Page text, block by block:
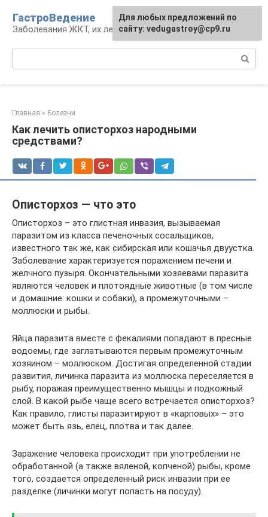
контенту
ГастроВедение
Заболевания ЖКТ, их лечение и профилактика
Главная » Болезни
Как лечить описторхоз народными
средствами?
Описторхоз — что это
Описторхоз – это глистная инвазия, вызываемая
паразитом из класса печеночных сосальщиков,
известного так же, как сибирская или кошачья двуустка.
Заболевание характеризуется поражением печени и
желчного пузыря. Окончательными хозяевами паразита
являются человек и плотоядные животные (в том числе
и домашние: кошки и собаки), а промежуточными –
моллюски и рыбы.
Яйца паразита вместе с фекалиями попадают в пресные
водоемы, где заглатываются первым промежуточным
хозяином – моллюском. Достигая определенной стадии
развития, личинка паразита из моллюска переселяется в
рыбу, поражая преимущественно мышцы и подкожный
слой. В какой рыбе чаще всего встречается описторхоз?
Как правило, глисты паразитируют в «карповых» – это
может быть язь, елец, плотва и так далее.
Заражение человека происходит при употреблении не
обработанной (а также вяленой, копченой) рыбы, кроме
того, создается определенный риск инвазии при ее
разделке (личинки могут попасть на посуду).
Для любых предложений по
сайту: vedugastroy@cp9.ru